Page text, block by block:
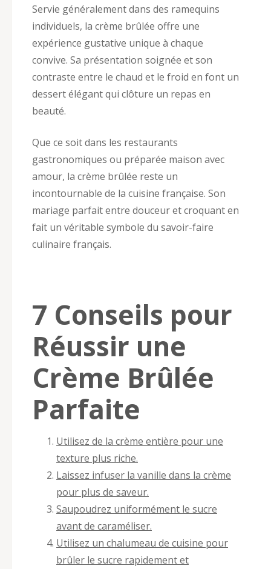
Servie généralement dans des ramequins
individuels, la crème brûlée offre une
expérience gustative unique à chaque
convive. Sa présentation soignée et son
contraste entre le chaud et le froid en font un
dessert élégant qui clôture un repas en
beauté.
Que ce soit dans les restaurants
gastronomiques ou préparée maison avec
amour, la crème brûlée reste un
incontournable de la cuisine française. Son
mariage parfait entre douceur et croquant en
fait un véritable symbole du savoir-faire
culinaire français.
7 Conseils pour
Réussir une
Crème Brûlée
Parfaite
Utilisez de la crème entière pour une
texture plus riche.
Laissez infuser la vanille dans la crème
pour plus de saveur.
Saupoudrez uniformément le sucre
avant de caraméliser.
Utilisez un chalumeau de cuisine pour
brûler le sucre rapidement et